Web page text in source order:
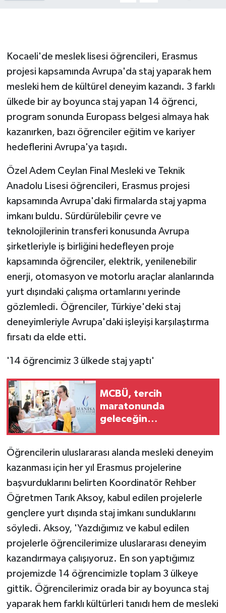
Kocaeli'de meslek lisesi öğrencileri, Erasmus
projesi kapsamında Avrupa'da staj yaparak hem
mesleki hem de kültürel deneyim kazandı. 3 farklı
ülkede bir ay boyunca staj yapan 14 öğrenci,
program sonunda Europass belgesi almaya hak
kazanırken, bazı öğrenciler eğitim ve kariyer
hedeflerini Avrupa'ya taşıdı.
Özel Adem Ceylan Final Mesleki ve Teknik
Anadolu Lisesi öğrencileri, Erasmus projesi
kapsamında Avrupa'daki firmalarda staj yapma
imkanı buldu. Sürdürülebilir çevre ve
teknolojilerinin transferi konusunda Avrupa
şirketleriyle iş birliğini hedefleyen proje
kapsamında öğrenciler, elektrik, yenilenebilir
enerji, otomasyon ve motorlu araçlar alanlarında
yurt dışındaki çalışma ortamlarını yerinde
gözlemledi. Öğrenciler, Türkiye'deki staj
deneyimleriyle Avrupa'daki işleyişi karşılaştırma
fırsatı da elde etti.
'14 öğrencimiz 3 ülkede staj yaptı'
MCBÜ, tercih
maratonunda
geleceğin
Öğrencilerin uluslararası alanda mesleki deneyim
kazanması için her yıl Erasmus projelerine
başvurduklarını belirten Koordinatör Rehber
Öğretmen Tarık Aksoy, kabul edilen projelerle
gençlere yurt dışında staj imkanı sunduklarını
söyledi. Aksoy, 'Yazdığımız ve kabul edilen
projelerle öğrencilerimize uluslararası deneyim
kazandırmaya çalışıyoruz. En son yaptığımız
projemizde 14 öğrencimizle toplam 3 ülkeye
gittik. Öğrencilerimiz orada bir ay boyunca staj
yaparak hem farklı kültürleri tanıdı hem de mesleki
GÜNDEM
Güvenlik
HABERDE İNSAN
İNSAN
Jandarma
Kadın
KÜLTÜR SANAT
MAGAZİN
Otomobil
Sağlık
SİYASET
SPOR HABERLERİ
TEKNOLOJİ
ÜLKE GÜNDEMİ
YAŞAM
YEREL
Yerel Haberler